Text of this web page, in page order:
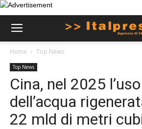
Home Top News
Top News
Cina, nel 2025
dell’acqua
22 mld di metri